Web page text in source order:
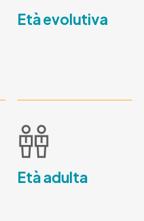
Età evolutiva
Età adulta